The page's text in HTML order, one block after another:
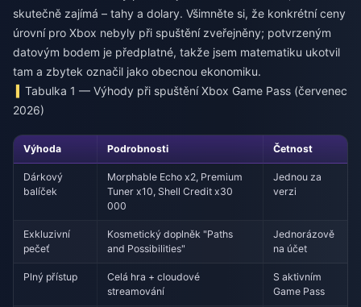
skutečně zajímá – tahy a dolary. Všimněte si, že konkrétní ceny
úrovní pro Xbox nebyly při spuštění zveřejněny; potvrzeným
datovým bodem je předplatné, takže jsem matematiku ukotvil
tam a zbytek označil jako obecnou ekonomiku.
Tabulka 1 — Výhody při spuštění Xbox Game Pass (červenec
2026)
Výhoda Podrobnosti Četnost
Dárkový
balíček
Morphable Echo x2, Premium
Tuner x10, Shell Credit x30
000
Jednou za
verzi
Exkluzivní
pečeť
Kosmetický doplněk "Paths
and Possibilities"
Jednorázově
na účet
Plný přístup
Celá hra + cloudové
streamování
S aktivním
Game Pass